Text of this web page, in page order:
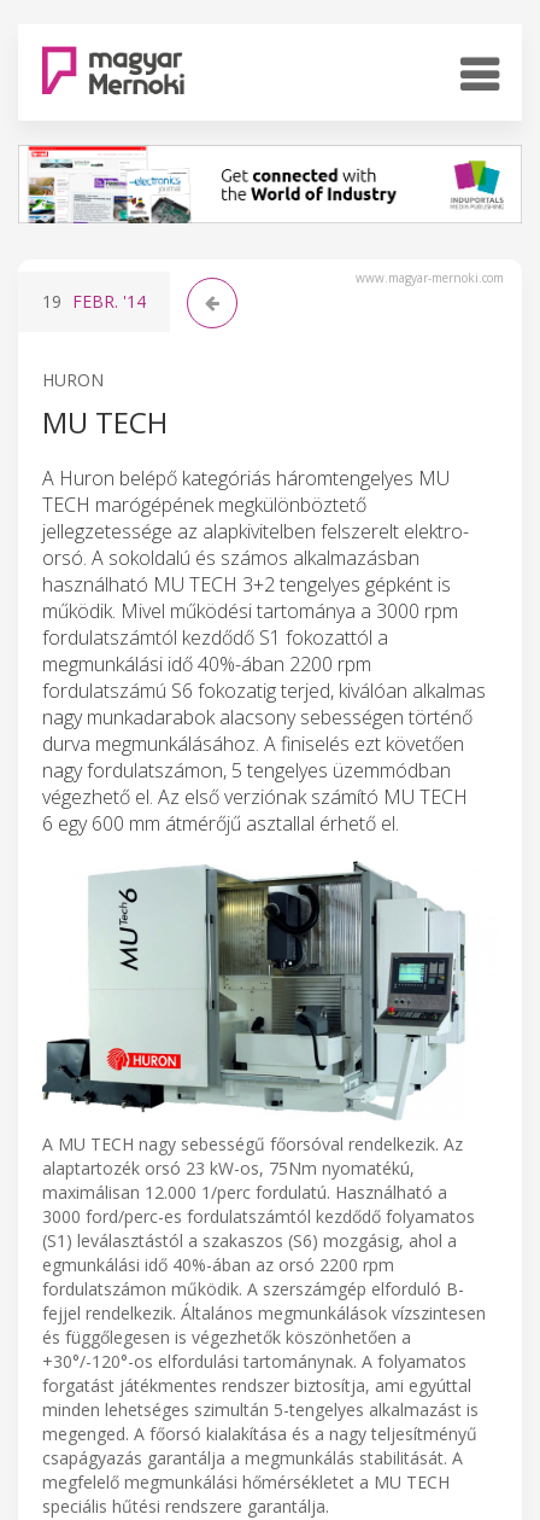
www.magyar-mernoki.com
19 FEBR. '14
HURON
MU TECH
A Huron belépő kategóriás háromtengelyes MU
TECH marógépének megkülönböztető
jellegzetessége az alapkivitelben felszerelt elektro-
orsó. A sokoldalú és számos alkalmazásban
használható MU TECH 3+2 tengelyes gépként is
működik. Mivel működési tartománya a 3000 rpm
fordulatszámtól kezdődő S1 fokozattól a
megmunkálási idő 40%-ában 2200 rpm
fordulatszámú S6 fokozatig terjed, kiválóan alkalmas
nagy munkadarabok alacsony sebességen történő
durva megmunkálásához. A finiselés ezt követően
nagy fordulatszámon, 5 tengelyes üzemmódban
végezhető el. Az első verziónak számító MU TECH
6 egy 600 mm átmérőjű asztallal érhető el.
A MU TECH nagy sebességű főorsóval rendelkezik. Az
alaptartozék orsó 23 kW-os, 75Nm nyomatékú,
maximálisan 12.000 1/perc fordulatú. Használható a
3000 ford/perc-es fordulatszámtól kezdődő folyamatos
(S1) leválasztástól a szakaszos (S6) mozgásig, ahol a
egmunkálási idő 40%-ában az orsó 2200 rpm
fordulatszámon működik. A szerszámgép elforduló B-
fejjel rendelkezik. Általános megmunkálások vízszintesen
és függőlegesen is végezhetők köszönhetően a
+30°/-120°-os elfordulási tartománynak. A folyamatos
forgatást játékmentes rendszer biztosítja, ami egyúttal
minden lehetséges szimultán 5-tengelyes alkalmazást is
megenged. A főorsó kialakítása és a nagy teljesítményű
csapágyazás garantálja a megmunkálás stabilitását. A
megfelelő megmunkálási hőmérsékletet a MU TECH
speciális hűtési rendszere garantálja.